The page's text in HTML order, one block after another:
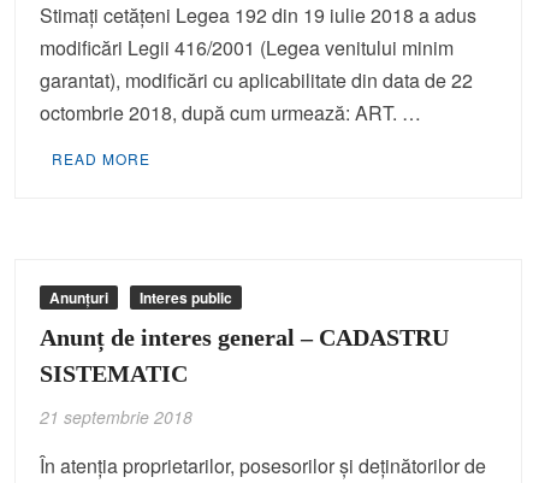
Stimați cetățeni Legea 192 din 19 iulie 2018 a adus
modificări Legii 416/2001 (Legea venitului minim
garantat), modificări cu aplicabilitate din data de 22
octombrie 2018, după cum urmează: ART. …
READ MORE
Anunțuri Interes public
Anunț de interes general – CADASTRU
SISTEMATIC
21 septembrie 2018
În atenţia proprietarilor, posesorilor şi deţinătorilor de